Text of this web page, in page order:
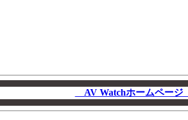
AV Watchホームページ